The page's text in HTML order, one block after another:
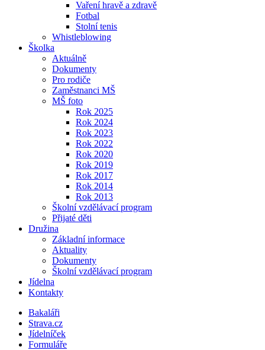
Vaření hravě a zdravě
Fotbal
Stolní tenis
Whistleblowing
Školka
Aktuálně
Dokumenty
Pro rodiče
Zaměstnanci MŠ
MŠ foto
Rok 2025
Rok 2024
Rok 2023
Rok 2022
Rok 2020
Rok 2019
Rok 2017
Rok 2014
Rok 2013
Školní vzdělávací program
Přijaté děti
Družina
Základní informace
Aktuality
Dokumenty
Školní vzdělávací program
Jídelna
Kontakty
Bakaláři
Strava.cz
Jídelníček
Formuláře